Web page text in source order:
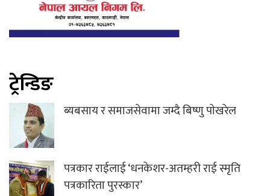
ट्रेन्डिङ
ब्यबसाय र समाजसेवामा जम्दै बिष्णु पाेखरेल
पत्रकार राईलाई ‘धनकेशर-अतम्हरी राई स्मृति
पत्रकारिता पुरस्कार’